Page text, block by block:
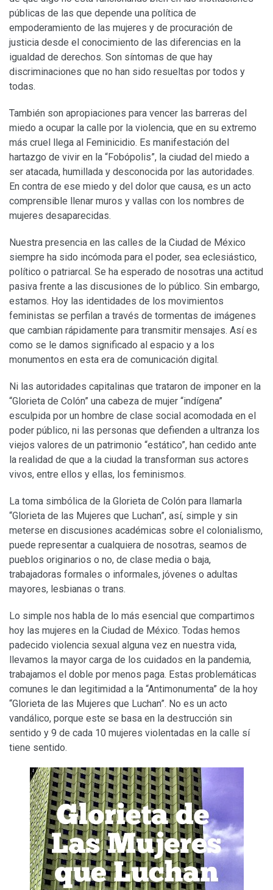
públicas de las que depende una política de
empoderamiento de las mujeres y de procuración de
justicia desde el conocimiento de las diferencias en la
igualdad de derechos. Son síntomas de que hay
discriminaciones que no han sido resueltas por todos y
todas.
También son apropiaciones para vencer las barreras del
miedo a ocupar la calle por la violencia, que en su extremo
más cruel llega al Feminicidio. Es manifestación del
hartazgo de vivir en la “Fobópolis”, la ciudad del miedo a
ser atacada, humillada y desconocida por las autoridades.
En contra de ese miedo y del dolor que causa, es un acto
comprensible llenar muros y vallas con los nombres de
mujeres desaparecidas.
Nuestra presencia en las calles de la Ciudad de México
siempre ha sido incómoda para el poder, sea eclesiástico,
político o patriarcal. Se ha esperado de nosotras una actitud
pasiva frente a las discusiones de lo público. Sin embargo,
estamos. Hoy las identidades de los movimientos
feministas se perfilan a través de tormentas de imágenes
que cambian rápidamente para transmitir mensajes. Así es
como se le damos significado al espacio y a los
monumentos en esta era de comunicación digital.
Ni las autoridades capitalinas que trataron de imponer en la
“Glorieta de Colón” una cabeza de mujer “indígena”
esculpida por un hombre de clase social acomodada en el
poder público, ni las personas que defienden a ultranza los
viejos valores de un patrimonio “estático”, han cedido ante
la realidad de que a la ciudad la transforman sus actores
vivos, entre ellos y ellas, los feminismos.
La toma simbólica de la Glorieta de Colón para llamarla
“Glorieta de las Mujeres que Luchan”, así, simple y sin
meterse en discusiones académicas sobre el colonialismo,
puede representar a cualquiera de nosotras, seamos de
pueblos originarios o no, de clase media o baja,
trabajadoras formales o informales, jóvenes o adultas
mayores, lesbianas o trans.
Lo simple nos habla de lo más esencial que compartimos
hoy las mujeres en la Ciudad de México. Todas hemos
padecido violencia sexual alguna vez en nuestra vida,
llevamos la mayor carga de los cuidados en la pandemia,
trabajamos el doble por menos paga. Estas problemáticas
comunes le dan legitimidad a la “Antimonumenta” de la hoy
“Glorieta de las Mujeres que Luchan”. No es un acto
vandálico, porque este se basa en la destrucción sin
sentido y 9 de cada 10 mujeres violentadas en la calle sí
tiene sentido.